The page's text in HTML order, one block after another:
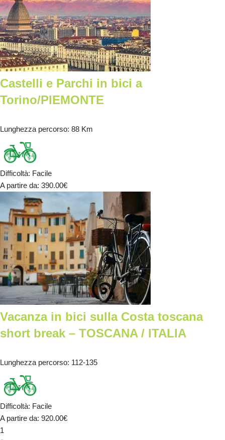
Castelli e Parchi in bici a
Torino/PIEMONTE
Lunghezza percorso: 88 Km
Difficoltà: Facile
A partire da: 390.00€
Vacanza in bici sulla Costa toscana
short break – TOSCANA / ITALIA
Lunghezza percorso: 112-135
Difficoltà: Facile
A partire da: 920.00€
1